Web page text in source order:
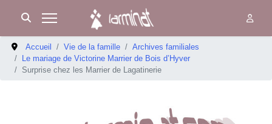
Accueil Vie de la famille
Archives familiales
Le mariage de Victorine Marrier de Bois d’Hyver
Surprise chez les Marrier de Lagatinerie